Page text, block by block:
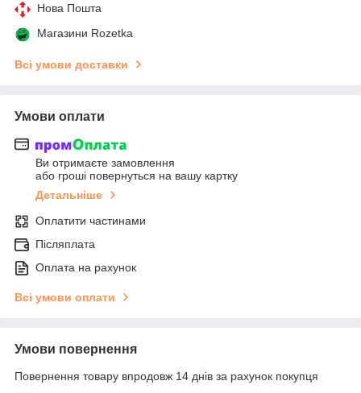
Нова Пошта
Магазини Rozetka
Всі умови доставки
Умови оплати
Ви отримаєте замовлення
або гроші повернуться на вашу картку
Детальніше
Оплатити частинами
Післяплата
Оплата на рахунок
Всі умови оплати
Умови повернення
Повернення товару впродовж 14 днів за рахунок покупця